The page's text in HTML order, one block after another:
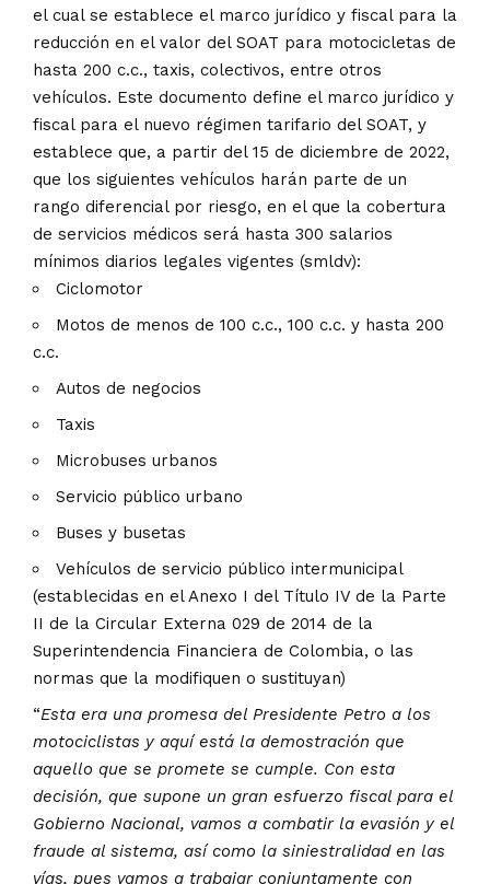
el cual se establece el marco jurídico y fiscal para la
reducción en el valor del SOAT para motocicletas de
hasta 200 c.c., taxis, colectivos, entre otros
vehículos. Este documento define el marco jurídico y
fiscal para el nuevo régimen tarifario del SOAT, y
establece que, a partir del 15 de diciembre de 2022,
que los siguientes vehículos harán parte de un
rango diferencial por riesgo, en el que la cobertura
de servicios médicos será hasta 300 salarios
mínimos diarios legales vigentes (smldv):
Ciclomotor
Motos de menos de 100 c.c., 100 c.c. y hasta 200
c.c.
Autos de negocios
Taxis
Microbuses urbanos
Servicio público urbano
Buses y busetas
Vehículos de servicio público intermunicipal
(establecidas en el Anexo I del Título IV de la Parte
II de la Circular Externa 029 de 2014 de la
Superintendencia Financiera de Colombia, o las
normas que la modifiquen o sustituyan)
“Esta era una promesa del Presidente Petro a los
motociclistas y aquí está la demostración que
aquello que se promete se cumple. Con esta
decisión, que supone un gran esfuerzo fiscal para el
Gobierno Nacional, vamos a combatir la evasión y el
fraude al sistema, así como la siniestralidad en las
vías, pues vamos a trabajar conjuntamente con